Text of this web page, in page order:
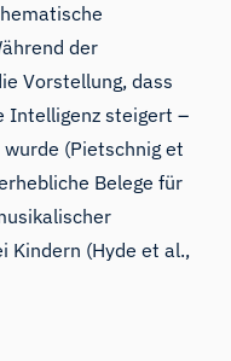
der
Vorstellung, dass
Intelligenz steigert –
(Pietschnig et
Belege für
Kindern (Hyde et al.,